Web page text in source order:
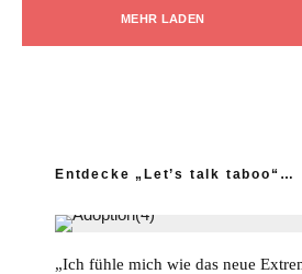
MEHR LADEN
Entdecke „Let’s talk taboo“…
„Ich fühle mich wie das neue